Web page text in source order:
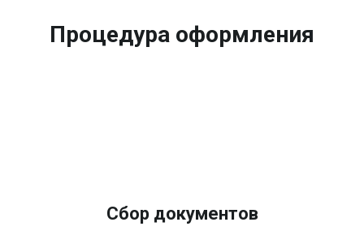
Процедура оформления
Сбор документов